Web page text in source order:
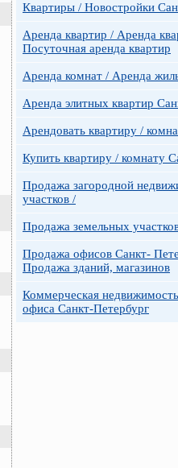
Квартиры / Новостройки
Аренда квартир / Аренда
Посуточная аренда квартир
Аренда комнат / Аренда
Аренда элитных квартир
Арендовать квартиру /
Купить квартиру / комнату
Продажа загородной
участков /
Продажа земельных
Продажа офисов Санкт-
Продажа зданий, магазинов
Коммерческая
офиса Санкт-Петербург